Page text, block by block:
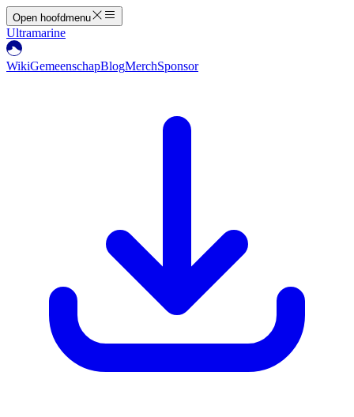
Open hoofdmenu
Ultramarine
WikiGemeenschapBlogMerchSponsor